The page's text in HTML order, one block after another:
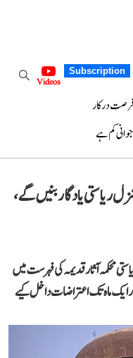
Subscription
Videos
فرصت درکار
کم ہے
ریاستی یادگار بنیں گے،
محکمہ آثار قدیمہ کی فہرست میں
ایک ماہ تک اعتراضات داخل کیے